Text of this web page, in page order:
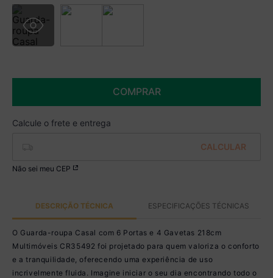
R$ 2.412,99 à vista no Boleto
% de desconto)
Você economiza
COMPRAR
Não sei meu CEP
DESCRIÇÃO TÉCNICA ESPECIFICAÇÕES TÉCNICAS
O Guarda-roupa Casal com 6 Portas e 4 Gavetas 218cm
Multimóveis CR35492 foi projetado para quem valoriza o conforto
e a tranquilidade, oferecendo uma experiência de uso
incrivelmente fluida. Imagine iniciar o seu dia encontrando todo o